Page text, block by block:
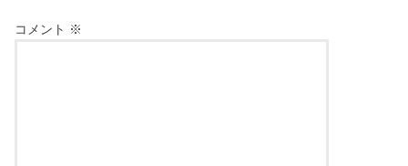
コメント ※